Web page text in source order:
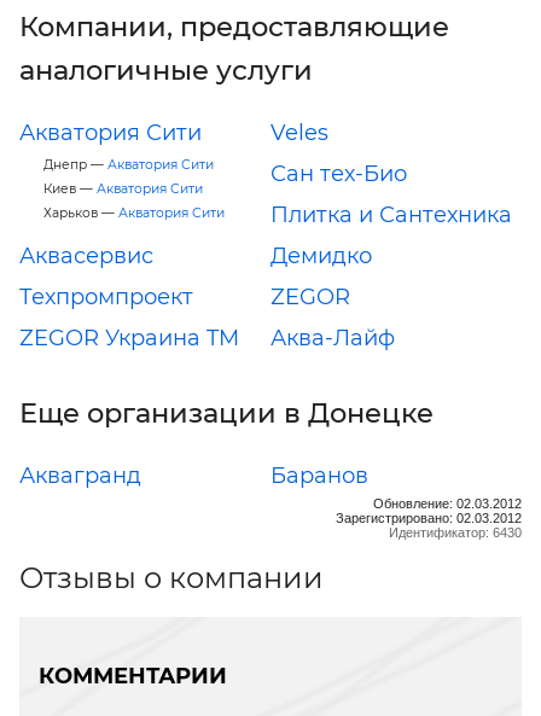
Компании, предоставляющие
аналогичные услуги
Акватория Сити
Днепр — Акватория Сити
Киев — Акватория Сити
Харьков — Акватория Сити
Veles
Сан тех-Био
Плитка и Сантехника
Аквасервис
Демидко
Техпромпроект
ZEGOR
ZEGOR Украина TM
Аква-Лайф
Еще организации в Донецке
Аквагранд Баранов
Обновление: 02.03.2012
Зарегистрировано: 02.03.2012
Идентификатор: 6430
Отзывы о компании
КОММЕНТАРИИ